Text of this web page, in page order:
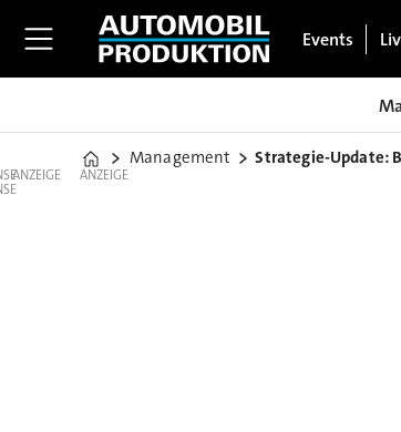
Events
Home
Management Strategie-Update:
ANZEIGE ANZEIGE